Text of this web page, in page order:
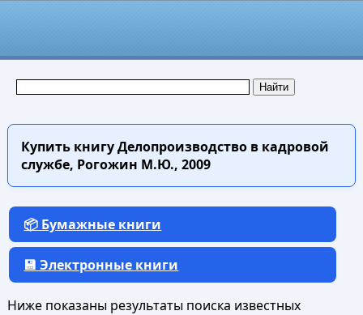
Купить книгуДелопроизводство в кадровой
службе, Рогожин М.Ю., 2009
📦 Бумажные книги
💾 Электронные книги
Ниже показаны результаты поиска известных